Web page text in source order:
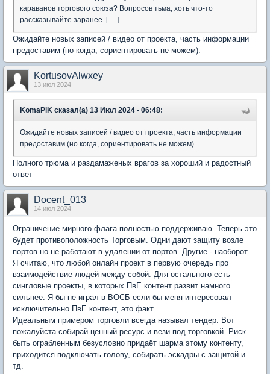
караванов торгового союза? Вопросов тьма, хоть что-то
рассказывайте заранее. [ ]
Ожидайте новых записей / видео от проекта, часть информации
предоставим (но когда, сориентировать не можем).
KortusovAlwxey
13 июл 2024
KomaPiK сказал(а) 13 Июл 2024 - 06:48:
Ожидайте новых записей / видео от проекта, часть информации
предоставим (но когда, сориентировать не можем).
Полного трюма и раздамаженых врагов за хороший и радостный
ответ
Docent_013
14 июл 2024
Ограничение мирного флага полностью поддерживаю. Теперь это
будет противоположность Торговым. Одни дают защиту возле
портов но не работают в удалении от портов. Другие - наоборот.
Я считаю, что любой онлайн проект в первую очередь про
взаимодействие людей между собой. Для остального есть
сингловые проекты, в которых ПвЕ контент развит намного
сильнее. Я бы не играл в ВОСБ если бы меня интересовал
исключительно ПвЕ контент, это факт.
Идеальным примером торговли всегда называл тендер. Вот
пожалуйста собирай ценный ресурс и вези под торговкой. Риск
быть ограбленным безусловно придаёт шарма этому контенту,
приходится подключать голову, собирать эскадры с защитой и
тд.